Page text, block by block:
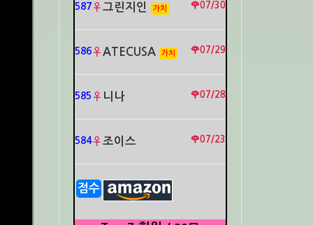
587♀그린지인 가치 🌹07/30
586♀ ATECUSA 가치 🌹07/29
585 ♀ 니나 🌹07/28
584♀조이스 🌹07/23
점수